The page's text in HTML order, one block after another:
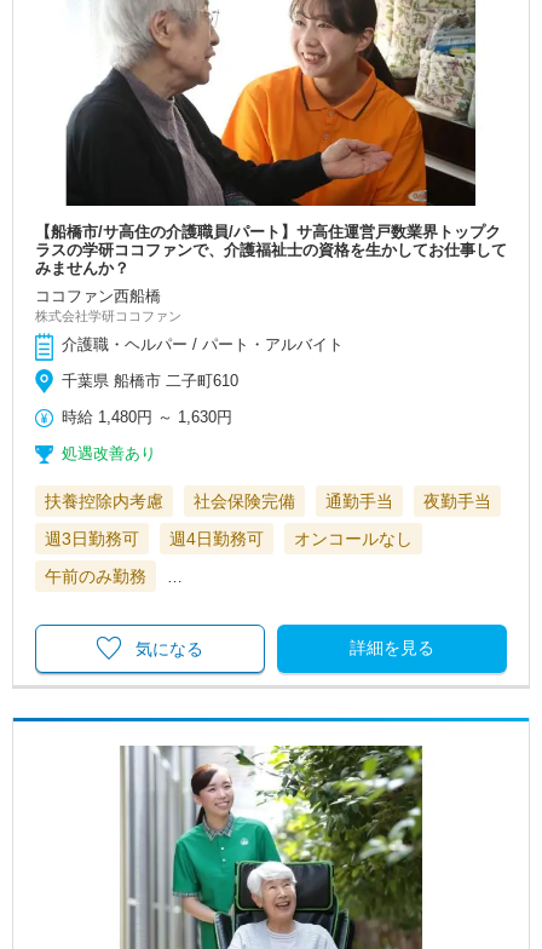
【船橋市/サ高住の介護職員/パート】サ高住運営戸数業界トップク
ラスの学研ココファンで、介護福祉士の資格を生かしてお仕事して
みませんか？
ココファン西船橋
株式会社学研ココファン
介護職・ヘルパー / パート・アルバイト
千葉県 船橋市 二子町610
時給 1,480円 ～ 1,630円
処遇改善あり
扶養控除内考慮 社会保険完備 通勤手当
夜勤手当
週3日勤務可
週4日勤務可
オンコールなし
午前のみ勤務
詳細を見る
気になる